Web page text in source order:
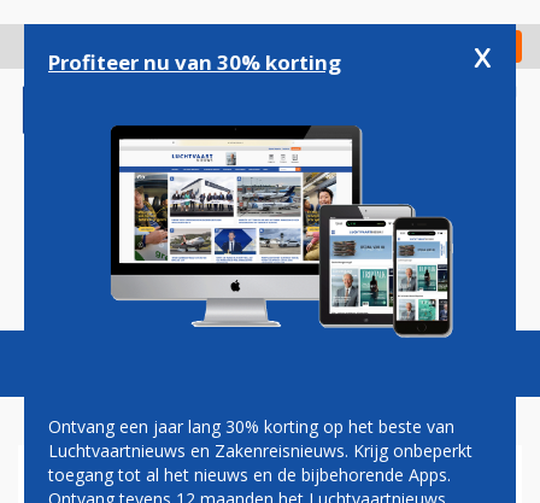
gaan
Check in
Magazine Podcasts Vacatures
Profiteer nu van 30% korting x
Ontvang een jaar lang 30% korting op het beste van
Luchtvaartnieuws en Zakenreisnieuws. Krijg onbeperkt
toegang tot al het nieuws en de bijbehorende Apps.